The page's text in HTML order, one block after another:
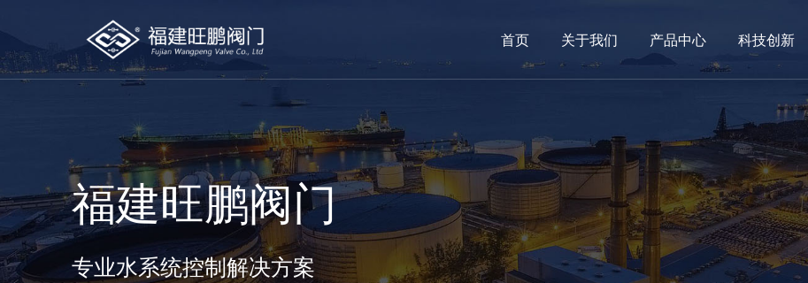
首页 关于我们 产品中心 科技创新
福建旺鹏阀门
专业水系统控制解决方案